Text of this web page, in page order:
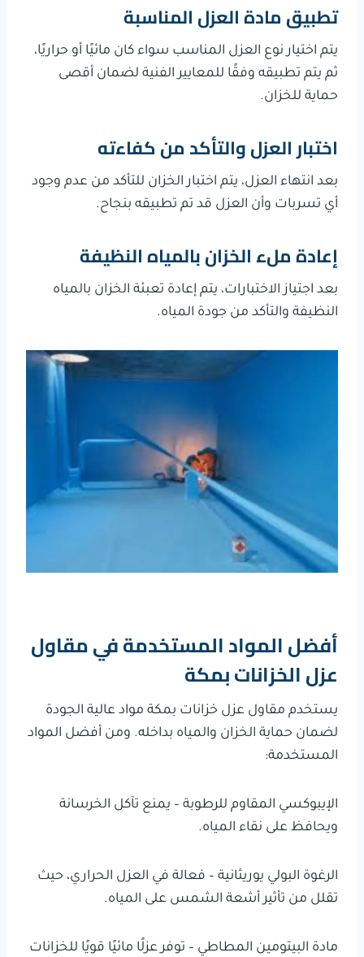
تطبيق مادة العزل المناسبة
يتم اختيار نوع العزل المناسب سواء كان مائيًا أو حراريًا،
ثم يتم تطبيقه وفقًا للمعايير الفنية لضمان أقصى
حماية للخزان.
اختبار العزل والتأكد من كفاءته
بعد انتهاء العزل، يتم اختبار الخزان للتأكد من عدم وجود
أي تسربات وأن العزل قد تم تطبيقه بنجاح.
إعادة ملء الخزان بالمياه النظيفة
بعد اجتياز الاختبارات، يتم إعادة تعبئة الخزان بالمياه
النظيفة والتأكد من جودة المياه.
أفضل المواد المستخدمة في مقاول
عزل الخزانات بمكة
يستخدم مقاول عزل خزانات بمكة مواد عالية الجودة
لضمان حماية الخزان والمياه بداخله. ومن أفضل المواد
المستخدمة:
الإيبوكسي المقاوم للرطوبة – يمنع تآكل الخرسانة
ويحافظ على نقاء المياه.
الرغوة البولي يوريثانية – فعالة في العزل الحراري، حيث
تقلل من تأثير أشعة الشمس على المياه.
مادة البيتومين المطاطي – توفر عزلًا مائيًا قويًا للخزانات